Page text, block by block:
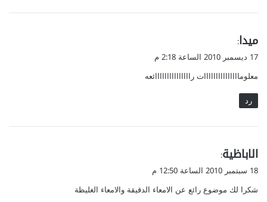
ي
ق
ل
ميدا:
17 ديسمبر 2010 الساعة 2:18 م
معلومااااااااااااااات رااااااااااااااائعه
رد
ي
ق
ل
الاباظية:
18 سبتمبر 2010 الساعة 12:50 م
شكرا لك موضوع رائع عن الامعاء الدقيقة والامعاء الغليظة